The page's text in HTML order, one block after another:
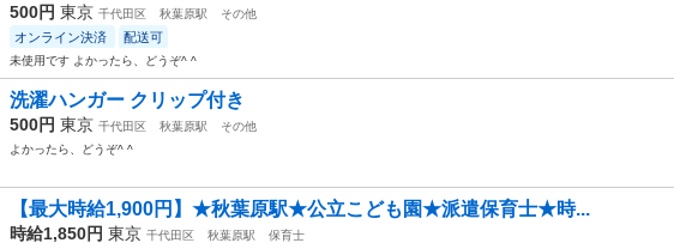
500円 東京 千代田区 秋葉原駅 その他
オンライン決済 配送可
未使用です よかったら、どうぞ^ ^
洗濯ハンガー クリップ付き
500円 東京 千代田区 秋葉原駅
その他
よかったら、どうぞ^ ^
【最大時給1,900円】★秋葉原駅★公立こども園★派遣保育士★時...
時給1,850円 東京 千代田区 秋葉原駅
保育士